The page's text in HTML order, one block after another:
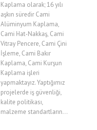
Kaplama olarak; 16 yılı
aşkın süredir Cami
Alüminyum Kaplama,
Cami Hat-Nakkaş, Cami
Vitray Pencere, Cami Çini
İşleme, Cami Bakır
Kaplama, Cami Kurşun
Kaplama işleri
yapmaktayız. Yaptığımız
projelerde iş güvenliği,
kalite politikası,
malzeme standartların...